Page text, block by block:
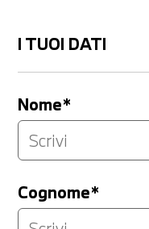
I TUOI DATI
Nome*
Cognome*